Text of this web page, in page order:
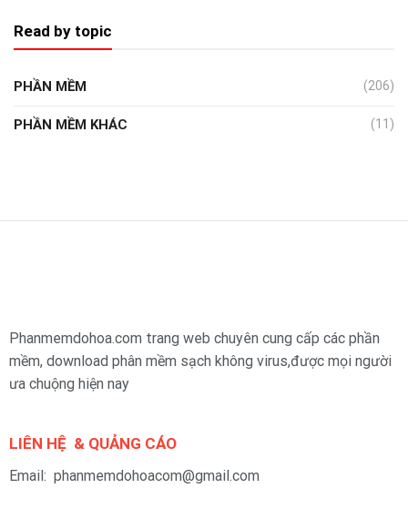
Read by topic
PHẦN MỀM (206)
PHẦN MỀM KHÁC (11)
Phanmemdohoa.com trang web chuyên cung cấp các phần
mềm, download phân mềm sạch không virus,được mọi người
ưa chuộng hiện nay
LIÊN HỆ & QUẢNG CÁO
Email: phanmemdohoacom@gmail.com